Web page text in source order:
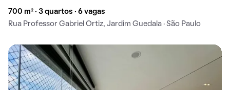
700 m² · 3 quartos · 6 vagas
Rua Professor Gabriel Ortiz, Jardim Guedala · São Paulo